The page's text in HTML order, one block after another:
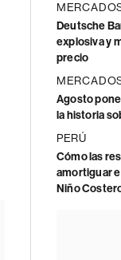
Deutsche
explosiva y
precio
Agosto
la historia
PERÚ
Cómo las
amortiguar
Niño